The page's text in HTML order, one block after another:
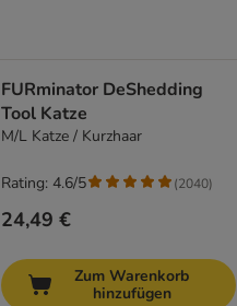
FURminator DeShedding
Tool Katze
M/L Katze / Kurzhaar
24,49 €
Rating: 4.6/5 (2040)
Zum Warenkorb
hinzufügen